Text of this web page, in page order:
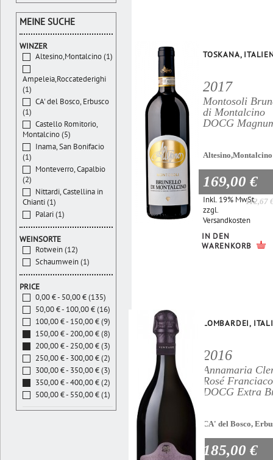
TOSKANA,
2017
Montosoli
di Montalcino
DOCG
Altesino,Montalcino
169,00 €
112,67
Inkl. 19% MwSt.
zzgl.
Versandkosten
IN DEN
WARENKORB
LOMBARDEI,
2016
Annamaria
Rosé
DOCG Extra
CA' del Bosco,
185,00 €
MEINE SUCHE
WINZER
Altesino,Montalcino (1)
Ampeleia,Roccatederighi
(1)
CA' del Bosco, Erbusco
(1)
Castello Romitorio,
Montalcino (5)
Inama, San Bonifacio
(1)
Monteverro, Capalbio
(2)
Nittardi, Castellina in
Chianti (1)
Palari (1)
WEINSORTE
Rotwein (12)
Schaumwein (1)
PRICE
0,00 € - 50,00 € (135)
50,00 € - 100,00 € (16)
100,00 € - 150,00 € (9)
150,00 € - 200,00 € (8)
200,00 € - 250,00 € (3)
250,00 € - 300,00 € (2)
300,00 € - 350,00 € (3)
350,00 € - 400,00 € (2)
500,00 € - 550,00 € (1)